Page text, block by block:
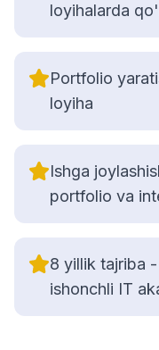
loyihalarda
Portfolio
loyiha
Ishga
portfolio va
8 yillik tajriba
ishonchli IT